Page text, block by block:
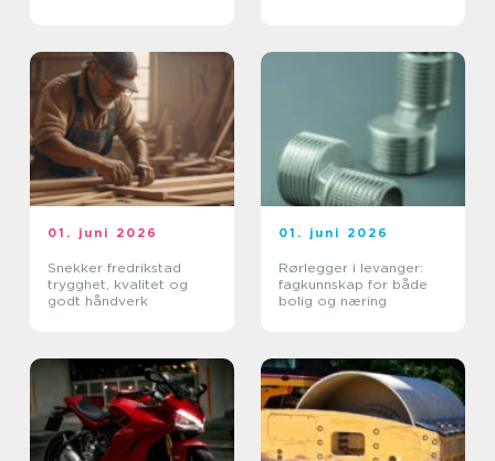
01. juni 2026
Snekker fredrikstad
trygghet, kvalitet og
godt håndverk
01. juni 2026
Rørlegger i levanger:
fagkunnskap for både
bolig og næring